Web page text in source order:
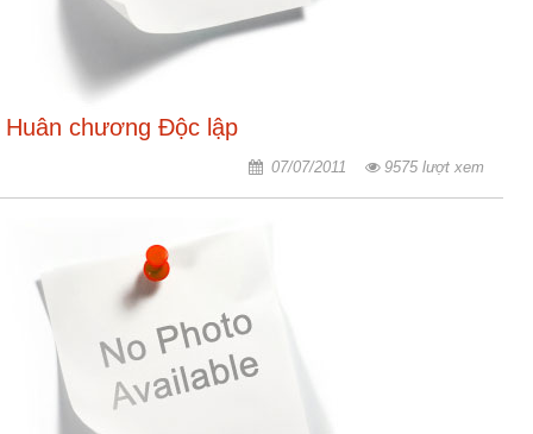
Huân chương Độc lập
07/07/2011 9575 lượt xem